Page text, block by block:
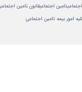
تامین اجتماعیقانون تامین اجتماعی
امور بیمه تامین اجتماعی